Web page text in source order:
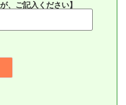
、ご記入ください】